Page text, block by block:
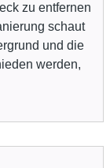
zu entfernen
schaut
und die
werden,